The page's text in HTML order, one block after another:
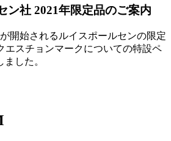
ン社 2021年限定品のご案内
開始されるルイスポールセンの限定
エスチョンマークについての特設ペ
した。